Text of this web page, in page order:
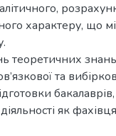
характеру, що
теоретичних
та
як